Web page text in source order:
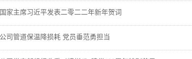
国家主席习近平发表二零二二年新年贺词
公司管道保温降损耗 党员垂范勇担当